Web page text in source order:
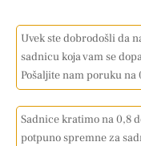
Uvek ste dobrodošli da
sadnicu koja vam se
Pošaljite nam poruku na
Sadnice kratimo na 0,8
potpuno spremne za